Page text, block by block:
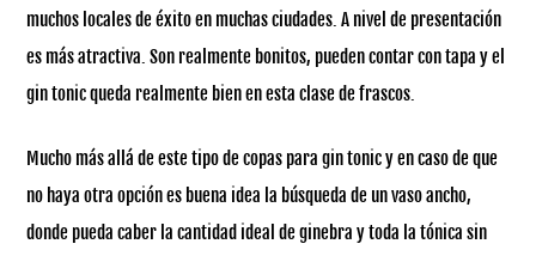
muchos locales de éxito en muchas ciudades. A nivel de presentación
es más atractiva. Son realmente bonitos, pueden contar con tapa y el
gin tonic queda realmente bien en esta clase de frascos.
Mucho más allá de este tipo de copas para gin tonic y en caso de que
no haya otra opción es buena idea la búsqueda de un vaso ancho,
donde pueda caber la cantidad ideal de ginebra y toda la tónica sin